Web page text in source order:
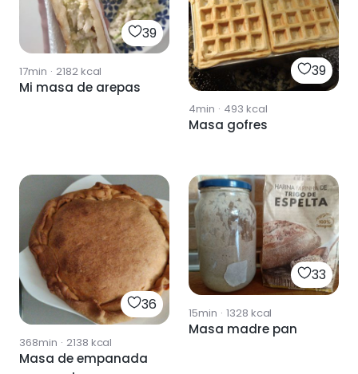
39
17min · 2182kcal
Mi masa de arepas
39
4min · 493 kcal
Masa gofres
36
368min · 2138 kcal
Masa de empanada
33
15min · 1328 kcal
Masa madre pan